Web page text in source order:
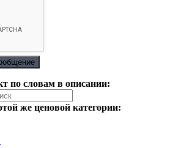
по словам в описании:
же ценовой категории: